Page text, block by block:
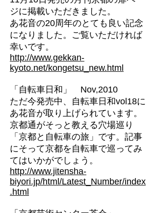
ジに掲載いただきました。
あ花音の20周年のとても良い記念
になりました。ご覧いただければ
幸いです。
http://www.gekkan-
kyoto.net/kongetsu_new.html
「自転車日和」 Nov,2010
ただ今発売中、自転車日和vol18に
あ花音が取り上げられています。
京都通がそっと教える穴場巡り
「京都と自転車の旅」です。記事
にそって京都を自転車で巡ってみ
てはいかがでしょう。
http://www.jitensha-
biyori.jp/html/Latest_Number/index
.html